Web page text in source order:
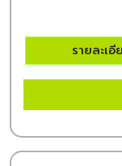
รายละเอี